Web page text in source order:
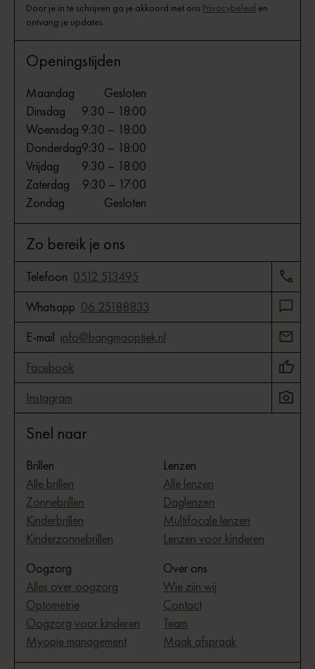
Door je in te schrijven ga je akkoord met ons Privacybeleid en
ontvang je updates.
Openingstijden
Maandag
Gesloten
Dinsdag
9:30 – 18:00
Woensdag 9:30 – 18:00
Donderdag9:30 – 18:00
Vrijdag
9:30 – 18:00
Zaterdag
9:30 – 17:00
Zondag
Gesloten
Zo bereik je ons
Telefoon 0512 513495
Whatsapp 06 25188833
E-mail info@bangmaoptiek.nl
Facebook
Instagram
Snel naar
Brillen
Alle brillen
Zonnebrillen
Kinderbrillen
Kinderzonnebrillen
Lenzen
Alle lenzen
Daglenzen
Multifocale lenzen
Lenzen voor kinderen
Oogzorg
Alles over oogzorg
Optometrie
Oogzorg voor kinderen
Myopie management
Over ons
Wie zijn wij
Contact
Team
Maak afspraak